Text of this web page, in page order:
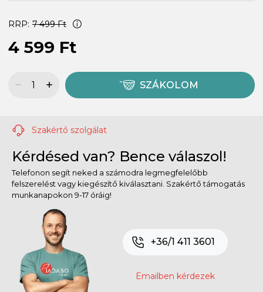
RRP: 7 499 Ft
4 599 Ft
SZÁKOLOM
Szakértő szolgálat
Kérdésed van? Bence válaszol!
Telefonon segít neked a számodra legmegfelelőbb
felszerelést vagy kiegészítő kiválasztani. Szakértő támogatás
munkanapokon 9-17 óráig!
+36/1 411 3601
Emailben kérdezek